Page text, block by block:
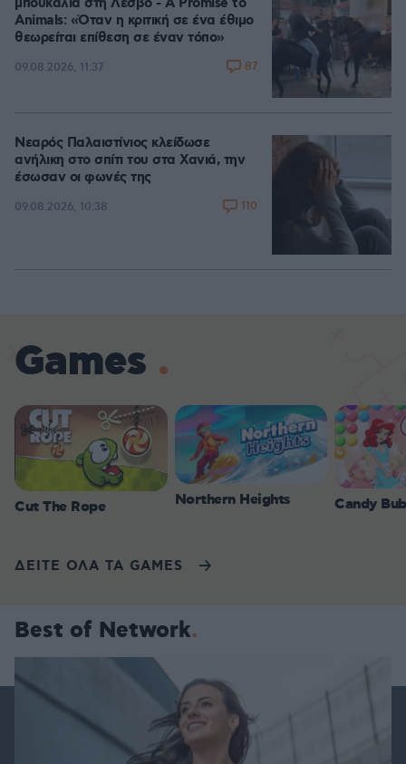
μπουκάλια στη Λέσβο - A Promise to
Animals: «Όταν η κριτική σε ένα έθιμο
θεωρείται επίθεση σε έναν τόπο»
09.08.2026, 11:37 87
Νεαρός Παλαιστίνιος κλείδωσε
ανήλικη στο σπίτι του στα Χανιά, την
έσωσαν οι φωνές της
09.08.2026, 10:38 110
Games
Cut The Rope Northern Heights Candy
ΔΕΙΤΕ ΟΛΑ ΤΑ GAMES
Best of Network